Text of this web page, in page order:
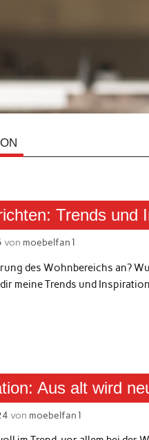
Trends und
von moebelfan1
des Wohnbereichs an?
meine Trends und
Aus alt wird
von moebelfan1